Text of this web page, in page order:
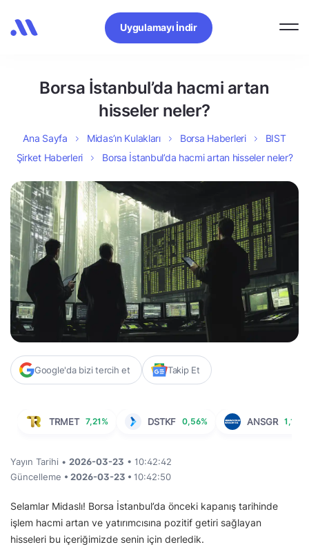
Uygulamayı İndir
Borsa İstanbul’da hacmi artan
hisseler neler?
Ana Sayfa Midas’ın Kulakları Borsa Haberleri
BIST
Şirket Haberleri
Borsa İstanbul’da hacmi artan hisseler neler?
Google'da bizi tercih et Takip Et
TRMET 7,21% DSTKF 0,56% ANSGR 1,14%
Yayın Tarihi • 2026-03-23 • 10:42:42
Güncelleme • 2026-03-23 • 10:42:50
Selamlar Midaslı! Borsa İstanbul’da önceki kapanış tarihinde
işlem hacmi artan ve yatırımcısına pozitif getiri sağlayan
hisseleri bu içeriğimizde senin için derledik.